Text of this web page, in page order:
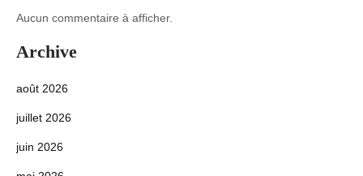
Aucun commentaire à afficher.
Archive
août 2026
juillet 2026
juin 2026